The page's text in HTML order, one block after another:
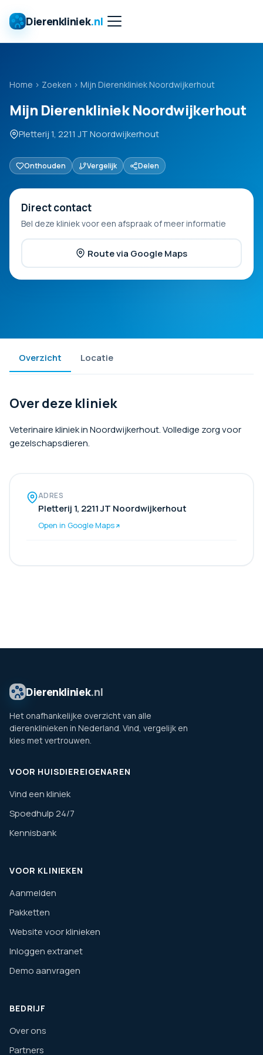
Dierenkliniek.nl
Home › Zoeken › Mijn Dierenkliniek Noordwijkerhout
Mijn Dierenkliniek Noordwijkerhout
Pletterij 1, 2211 JT Noordwijkerhout
Onthouden Vergelijk Delen
Direct contact
Bel deze kliniek voor een afspraak of meer informatie
Route via Google Maps
Overzicht Locatie
Over deze kliniek
Veterinaire kliniek in Noordwijkerhout. Volledige zorg voor
gezelschapsdieren.
ADRES
Pletterij 1, 2211 JT Noordwijkerhout
Open in Google Maps
Dierenkliniek.nl
Het onafhankelijke overzicht van alle
dierenklinieken in Nederland. Vind, vergelijk en
kies met vertrouwen.
VOOR HUISDIEREIGENAREN
Vind een kliniek
Spoedhulp 24/7
Kennisbank
VOOR KLINIEKEN
Aanmelden
Pakketten
Website voor klinieken
Inloggen extranet
Demo aanvragen
BEDRIJF
Over ons
Partners